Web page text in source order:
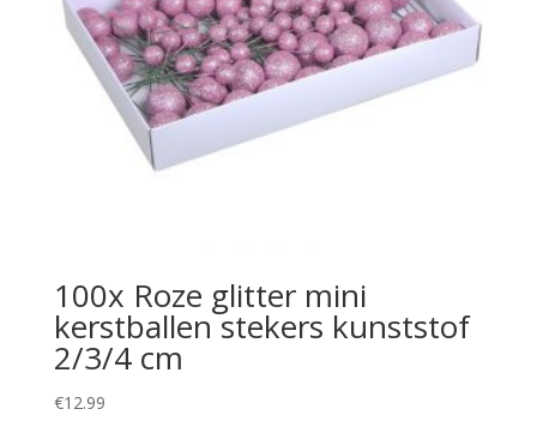
100x Roze glitter mini
kerstballen stekers kunststof
2/3/4 cm
€12.99